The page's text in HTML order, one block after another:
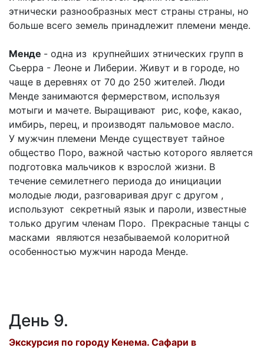
этнически разнообразных мест страны страны, но
больше всего земель принадлежит племени менде.
Менде - одна из крупнейших этнических групп в
Сьерра - Леоне и Либерии. Живут и в городе, но
чаще в деревнях от 70 до 250 жителей. Люди
Менде занимаются фермерством, используя
мотыги и мачете. Выращивают рис, кофе, какао,
имбирь, перец, и производят пальмовое масло.
У мужчин племени Менде существует тайное
общество Поро, важной частью которого является
подготовка мальчиков к взрослой жизни. В
течение семилетнего периода до инициации
молодые люди, разговаривая друг с другом ,
используют секретный язык и пароли, известные
только другим членам Поро. Прекрасные танцы с
масками являются незабываемой колоритной
особенностью мужчин народа Менде.
День 9.
Экскурсия по городу Кенема. Сафари в